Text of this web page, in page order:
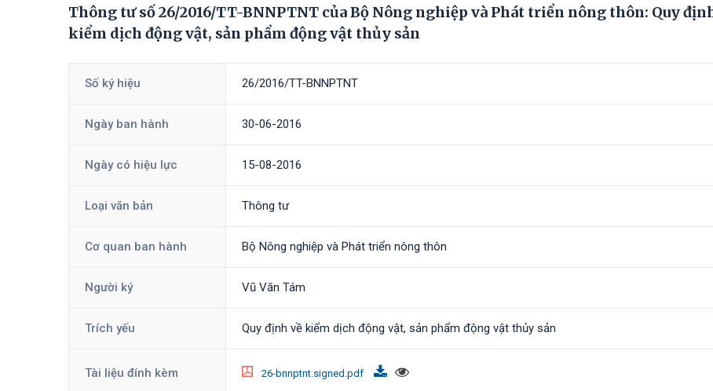
Thông tư số 26/2016/TT-BNNPTNT của Bộ Nông nghiệp và Phát triển nông thôn: Quy
kiểm dịch động vật, sản phẩm động vật thủy sản
Số ký hiệu 26/2016/TT-BNNPTNT
Ngày ban hành 30-06-2016
Ngày có hiệu lực 15-08-2016
Loại văn bản Thông tư
Cơ quan ban hành Bộ Nông nghiệp và Phát triển nông thôn
Người ký Vũ Văn Tám
Trích yếu Quy định về kiểm dịch động vật, sản phẩm động vật thủy sản
Tài liệu đính kèm 26-bnnptnt.signed.pdf